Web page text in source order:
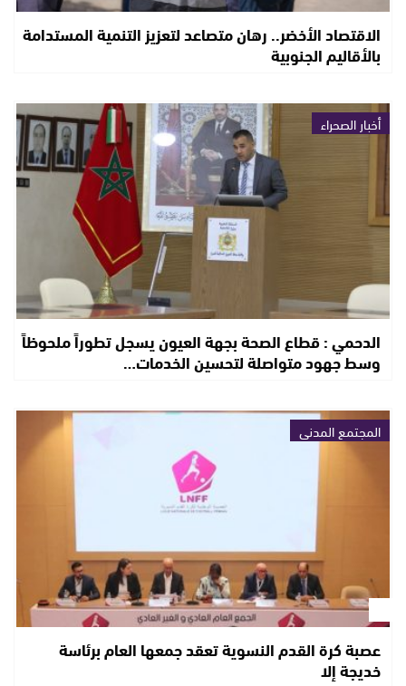
الاقتصاد الأخضر.. رهان متصاعد لتعزيز التنمية المستدامة
بالأقاليم الجنوبية
أخبار الصحراء
الدحمي : قطاع الصحة بجهة العيون يسجل تطوراً ملحوظاً
وسط جهود متواصلة لتحسين الخدمات…
المجتمع المدني
عصبة كرة القدم النسوية تعقد جمعها العام برئاسة
خديجة إلا